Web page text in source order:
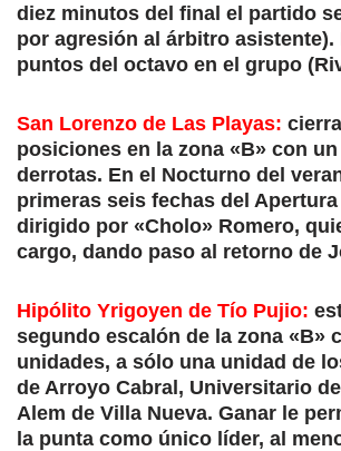
diez minutos del final el partido
por agresión al árbitro asistente).
puntos del octavo en el grupo
San Lorenzo de Las Playas:
posiciones en la zona «B» con
derrotas. En el Nocturno del
primeras seis fechas del
dirigido por «Cholo» Romero,
cargo, dando paso al retorno de
Hipólito Yrigoyen de Tío Pujio:
segundo escalón de la zona «B»
unidades, a sólo una unidad de
de Arroyo Cabral, Universitario
Alem de Villa Nueva. Ganar le
la punta como único líder, al